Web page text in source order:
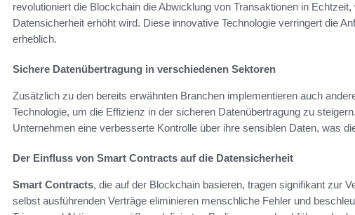
revolutioniert die Blockchain die Abwicklung von Transaktionen in
Datensicherheit erhöht wird. Diese innovative Technologie verringert die
erheblich.
Sichere Datenübertragung in verschiedenen Sektoren
Zusätzlich zu den bereits erwähnten Branchen implementieren auch
Technologie, um die Effizienz in der sicheren Datenübertragung zu
Unternehmen eine verbesserte Kontrolle über ihre sensiblen Daten, was
Der Einfluss von Smart Contracts auf die Datensicherheit
Smart Contracts, die auf der Blockchain basieren, tragen signifikant zur
selbst ausführenden Verträge eliminieren menschliche Fehler und